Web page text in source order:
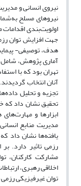
نیروی انسانی و
نیروهای مسلح
اولویت‌بندی
جهت افزایش توان
هدف، توصیفی-
آماری پژوهش،
آنان انتخاب
تجزیه و تحلیل
تحقیق نشان داد
ابزارها و
مدیریت منابع
یافته‌ها نشان داد
رزمی تاثیر دارد.
مشارکت کارکنان،
اخلاقی رهبری،
توان غیر‌فیزیکی